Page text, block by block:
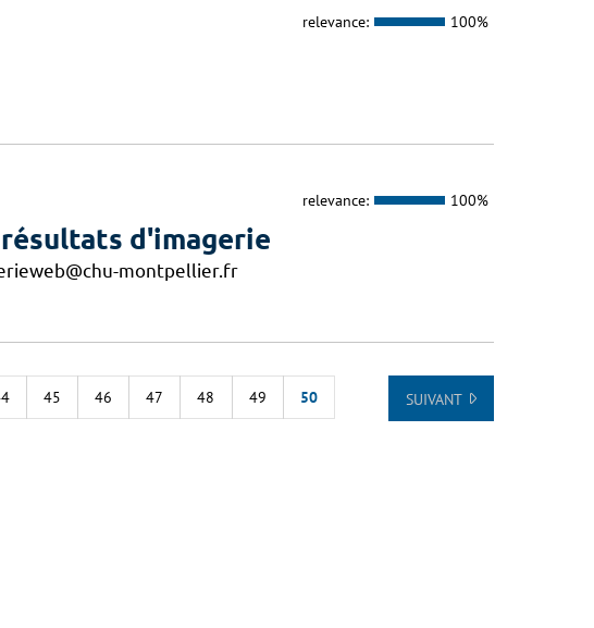
relevance: 100%
relevance: 100%
d'imagerie
montpellier.fr
45 46 47 48 49 50 SUIVANT